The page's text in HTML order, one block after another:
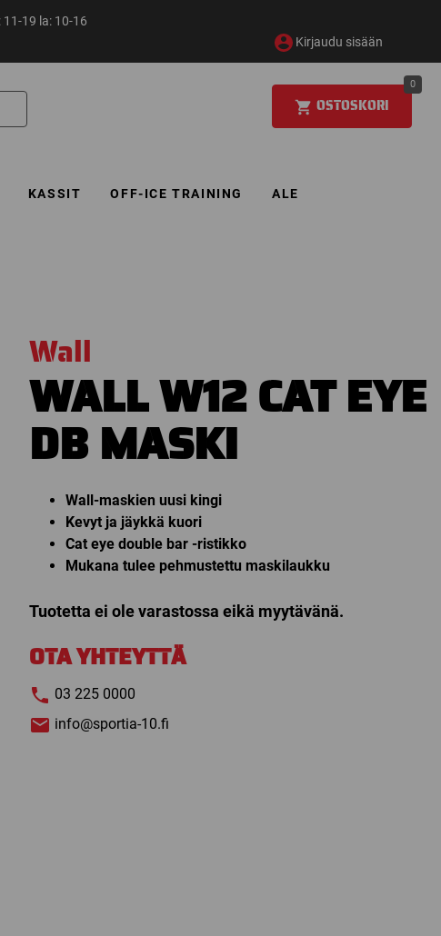
19 la: 10-16
Kirjaudu sisään
OSTOSKORI
0
KASSIT OFF-ICE TRAINING ALE
Wall
WALL W12 CAT EYE
DB MASKI
Wall-maskien uusi kingi
Kevyt ja jäykkä kuori
Cat eye double bar -ristikko
Mukana tulee pehmustettu maskilaukku
Tuotetta ei ole varastossa eikä myytävänä.
OTA YHTEYTTÄ
03 225 0000
info@sportia-10.fi